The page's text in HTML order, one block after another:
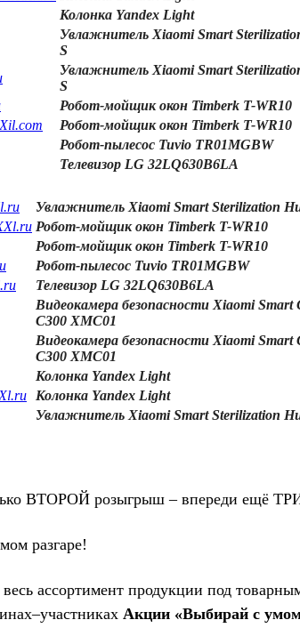
Колонка Yandex Light
Увлажнитель Xiaomi Smart
S
Увлажнитель Xiaomi Smart
S
Робот-мойщик окон Timberk T-WR10
Робот-мойщик окон Timberk T-WR10
Робот-пылесос Tuvio TR01MGBW
Телевизор LG 32LQ630B6LA
Увлажнитель Xiaomi Smart Sterilization
Робот-мойщик окон Timberk T-WR10
Робот-мойщик окон Timberk T-WR10
Робот-пылесос Tuvio TR01MGBW
Телевизор LG 32LQ630B6LA
Видеокамера безопасности Xiaomi Smart
C300 XMC01
Видеокамера безопасности Xiaomi Smart
C300 XMC01
Колонка Yandex Light
Колонка Yandex Light
Увлажнитель Xiaomi Smart Sterilization
ВТОРОЙ розыгрыш – впереди ещё
разгаре!
ассортимент продукции под
Акции «Выбирай с